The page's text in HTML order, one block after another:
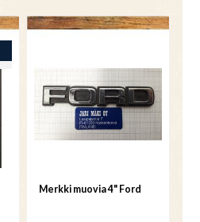
Merkki muovia 4" Ford